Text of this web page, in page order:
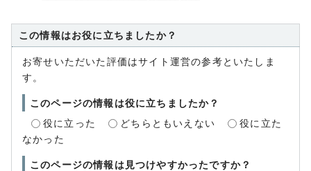
この情報はお役に立ちましたか？
お寄せいただいた評価はサイト運営の参考といたしま
す。
このページの情報は役に立ちましたか？
役に立った
どちらともいえない
役に立た
なかった
このページの情報は見つけやすかったですか？